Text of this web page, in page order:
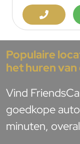
Populaire
het huren van
Vind
goedkope
minuten,